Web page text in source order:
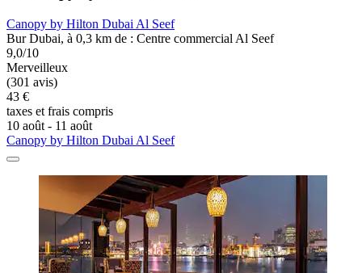
Canopy by Hilton Dubai Al Seef
Bur Dubai, à 0,3 km de : Centre commercial Al Seef
9,0/10
Merveilleux
(301 avis)
43 €
taxes et frais compris
10 août - 11 août
Canopy by Hilton Dubai Al Seef